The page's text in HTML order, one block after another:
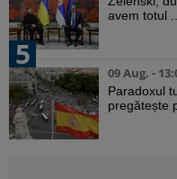
avem totul ...
5
09 Aug. -
Paradoxul
pregătește